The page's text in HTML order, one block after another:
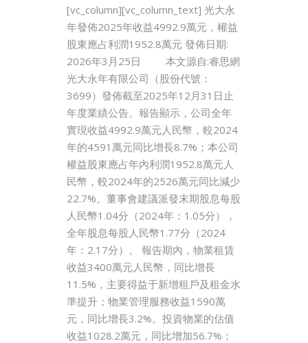
[vc_column][vc_column_text] 光大永
年發佈2025年收益4992.9萬元，權益
股東應占利潤1952.8萬元 發佈日期:
2026年3月25日 本文源自:睿思網
光大永年有限公司（股份代號：
3699）發佈截至2025年12月31日止
年度業績公告。報告顯示，公司全年
實現收益4992.9萬元人民幣，較2024
年的4591萬元同比增長8.7%；本公司
權益股東應占年內利潤1952.8萬元人
民幣，較2024年的2526萬元同比減少
22.7%。董事會建議派發末期股息每股
人民幣1.04分（2024年：1.05分），
全年股息每股人民幣1.77分（2024
年：2.17分）。 報告期內，物業租賃
收益3400萬元人民幣，同比增長
11.5%，主要得益于新增租戶及租金水
準提升；物業管理服務收益1590萬
元，同比增長3.2%。投資物業的估值
收益1028.2萬元，同比增加56.7%；